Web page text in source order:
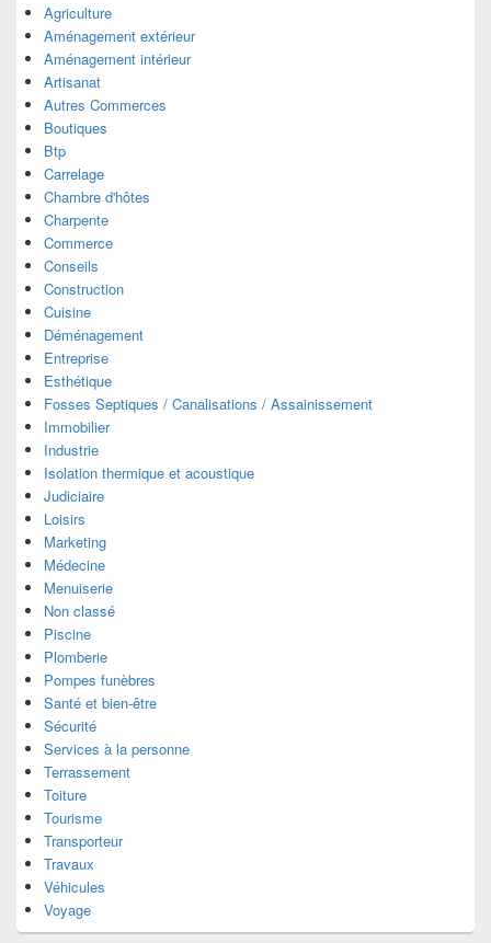
Agriculture
Aménagement extérieur
Aménagement intérieur
Artisanat
Autres Commerces
Boutiques
Btp
Carrelage
Chambre d'hôtes
Charpente
Commerce
Conseils
Construction
Cuisine
Déménagement
Entreprise
Esthétique
Fosses Septiques / Canalisations / Assainissement
Immobilier
Industrie
Isolation thermique et acoustique
Judiciaire
Loisirs
Marketing
Médecine
Menuiserie
Non classé
Piscine
Plomberie
Pompes funèbres
Santé et bien-être
Sécurité
Services à la personne
Terrassement
Toiture
Tourisme
Transporteur
Travaux
Véhicules
Voyage